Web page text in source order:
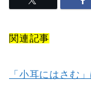
関連記事
「小耳にはさむ